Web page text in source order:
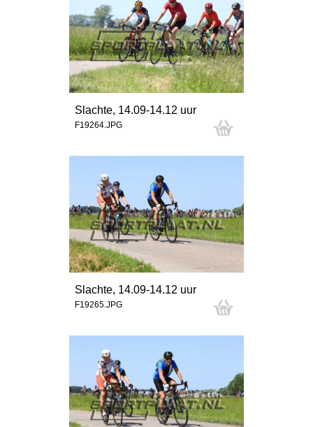
Slachte, 14.09-14.12 uur
F19264.JPG
Slachte, 14.09-14.12 uur
F19265.JPG